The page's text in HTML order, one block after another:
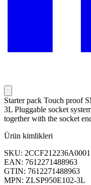
Starter pack Touch proof
3L Pluggable socket
together with the socket
Ürün kimlikleri
SKU: 2CCF212236A0001
EAN: 7612271488963
GTIN: 7612271488963
MPN: ZLSP950E102-3L